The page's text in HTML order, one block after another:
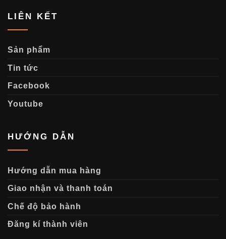
LIÊN KẾT
Sản phẩm
Tin tức
Facebook
Youtube
HƯỚNG DẪN
Hướng dẫn mua hàng
Giao nhận và thanh toán
Chế độ bảo hành
Đăng kí thành viên